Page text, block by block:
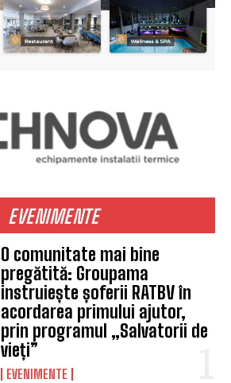
EVENIMENTE
O comunitate mai bine
pregătită: Groupama
instruiește șoferii RATBV în
acordarea primului ajutor,
prin programul „Salvatorii de
vieți”
EVENIMENTE